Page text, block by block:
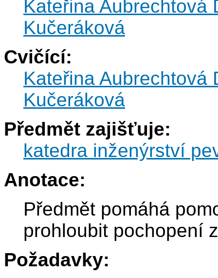
Kateřina Aubrechtová
Kučeráková
Cvičící:
Kateřina Aubrechtová
Kučeráková
Předmět zajišťuje:
katedra inženýrství
Anotace:
Předmět pomáhá
prohloubit pochopení
Požadavky: